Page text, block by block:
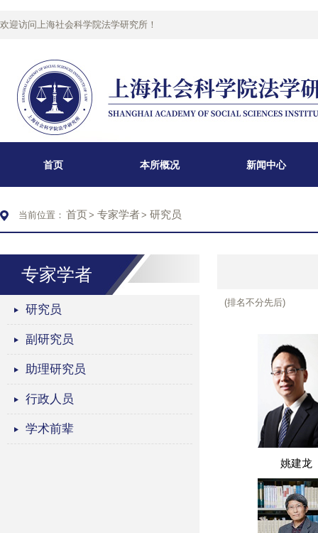
欢迎访问上海社会科学院法学研究所！
首页 本所概况 新闻中心
当前位置： 首页> 专家学者> 研究员
专家学者
研究员
副研究员
助理研究员
行政人员
学术前辈
(排名不分先后)
姚建龙